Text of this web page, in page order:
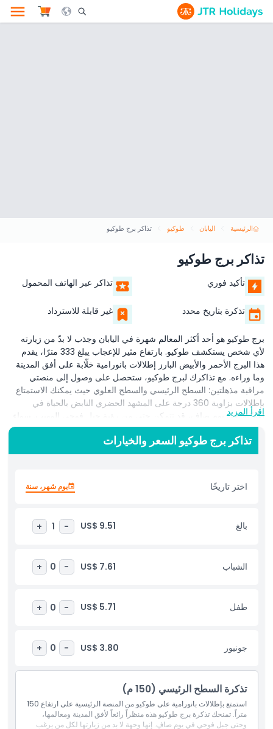
Search Opener Icon
الرئيسية اليابان طوكيو تذاكر برج طوكيو
تذاكر برج طوكيو
تأكيد فوري تذاكر عبر الهاتف المحمول
تذكرة بتاريخ محدد غير قابلة للاسترداد
برج طوكيو هو أحد أكثر المعالم شهرة في اليابان وجذب لا بدّ من زيارته
لأي شخص يستكشف طوكيو. بارتفاع مثير للإعجاب يبلغ 333 مترًا، يقدم
هذا البرج الأحمر والأبيض البارز إطلالات بانورامية خلّابة على أفق المدينة
وما وراءه. مع تذاكرك لبرج طوكيو، ستحصل على وصول إلى منصتي
مراقبة مذهلتين: السطح الرئيسي والسطح العلوي حيث يمكنك الاستمتاع
بإطلالات بزاوية 360 درجة على المشهد الحضري النابض بالحياة في
طوكيو. في يوم صافٍ، قد تتمكن حتى من رؤية جبل فوجي المهيب. سواء
كنت زائرًا لأول مرة أو مسافرًا عائدًا، يقدم برج طوكيو تجربة لا تُنسى حقًا.
تذاكر برج طوكيو لا تمنحك الوصول إلى وجهات نظر مذهلة فحسب، بل
تتيح لك أيضًا الوصول إلى مجموعة من المعالم داخل البرج، بما في ذلك
منارة متلألئة. مثالي لمشاهدة المعالم والتصوير الفوتوغرافي والليالي
الرومانسية، يظل برج طوكيو في اليابان وجهة مفضلة لكل من السياح
والثقافة والإثارة لأحد أكثر معالم اليابان احتفاءً. اكتشف لماذا تُعد زيارة برج
طوكيو من أهم الأشياء التي يمكن القيام بها في طوكيو.
أبرز المعالم
المتضمنات
ساعات العمل
ما يجب معرفته
اقرأ المزيد
تذاكر برج طوكيو السعر والخيارات
اختر تاريخًا يوم شهر، سنة
بالغ US$ 9.51
-
1
+
الشباب US$ 7.61
-
0
+
طفل US$ 5.71
-
0
+
جونيور US$ 3.80
-
0
+
تذكرة السطح الرئيسي (150 م)
استمتع بإطلالات بانورامية على طوكيو من المنصة الرئيسية على ارتفاع 150
متراً. تمنحك تذكرة برج طوكيو هذه منظراً رائعاً لأفق المدينة ومعالمها،
وحتى جبل فوجي في يوم صافٍ. إنها وجهة لا بد من زيارتها لكل من يرغب